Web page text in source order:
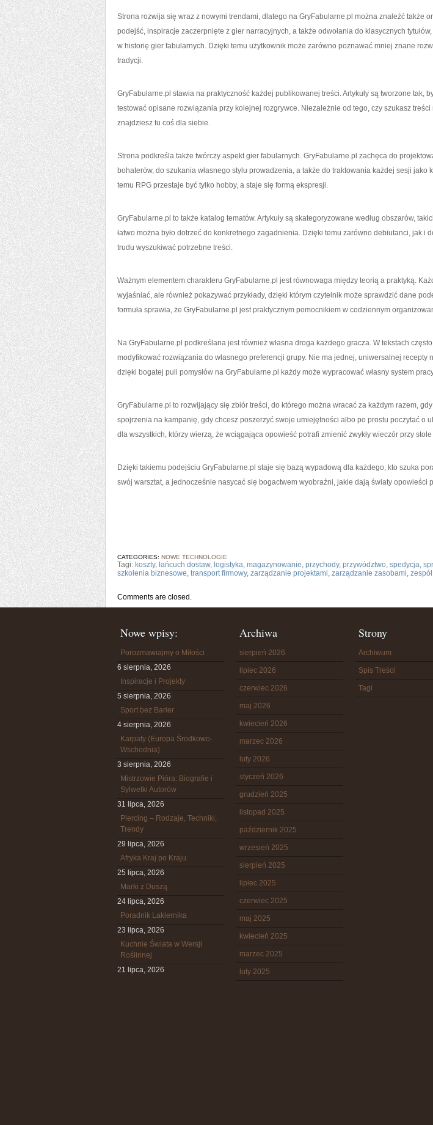
Strona rozwija się wraz z nowymi trendami, dlatego na GryFabularne.pl można znaleźć także
podejść, inspiracje zaczerpnięte z gier narracyjnych, a także odwołania do klasycznych
w historię gier fabularnych. Dzięki temu użytkownik może zarówno poznawać mniej znane
tradycji.
GryFabularne.pl stawia na praktyczność każdej publikowanej treści. Artykuły są tworzone tak,
testować opisane rozwiązania przy kolejnej rozgrywce. Niezależnie od tego, czy szukasz treści
znajdziesz tu coś dla siebie.
Strona podkreśla także twórczy aspekt gier fabularnych. GryFabularne.pl zachęca do
bohaterów, do szukania własnego stylu prowadzenia, a także do traktowania każdej sesji jako
temu RPG przestaje być tylko hobby, a staje się formą ekspresji.
GryFabularne.pl to także katalog tematów. Artykuły są skategoryzowane według obszarów,
łatwo można było dotrzeć do konkretnego zagadnienia. Dzięki temu zarówno debiutanci, jak i
trudu wyszukiwać potrzebne treści.
Ważnym elementem charakteru GryFabularne.pl jest równowaga między teorią a praktyką.
wyjaśniać, ale również pokazywać przykłady, dzięki którym czytelnik może sprawdzić dane
formuła sprawia, że GryFabularne.pl jest praktycznym pomocnikiem w codziennym
Na GryFabularne.pl podkreślana jest również własna droga każdego gracza. W tekstach
modyfikować rozwiązania do własnego preferencji grupy. Nie ma jednej, uniwersalnej recepty
dzięki bogatej puli pomysłów na GryFabularne.pl każdy może wypracować własny system
GryFabularne.pl to rozwijający się zbiór treści, do którego można wracać za każdym razem,
spojrzenia na kampanię, gdy chcesz poszerzyć swoje umiejętności albo po prostu poczytać o
dla wszystkich, którzy wierzą, że wciągająca opowieść potrafi zmienić zwykły wieczór przy
Dzięki takiemu podejściu GryFabularne.pl staje się bazą wypadową dla każdego, kto szuka
swój warsztat, a jednocześnie nasycać się bogactwem wyobraźni, jakie dają światy opowieści
CATEGORIES: NOWE TECHNOLOGIE
Tagi: koszty, łańcuch dostaw, logistyka, magazynowanie, przychody, przywództwo, spedycja,
szkolenia biznesowe, transport firmowy, zarządzanie projektami, zarządzanie zasobami, zespół
Comments are closed.
Nowe wpisy:
Porozmawiajmy o Miłości
6 sierpnia, 2026
Inspiracje i Projekty
5 sierpnia, 2026
Sport bez Barier
4 sierpnia, 2026
Karpaty (Europa Środkowo-
Wschodnia)
3 sierpnia, 2026
Mistrzowie Pióra: Biografie i
Sylwetki Autorów
31 lipca, 2026
Piercing – Rodzaje, Techniki,
Trendy
29 lipca, 2026
Afryka Kraj po Kraju
25 lipca, 2026
Marki z Duszą
24 lipca, 2026
Poradnik Lakiernika
23 lipca, 2026
Kuchnie Świata w Wersji
Roślinnej
21 lipca, 2026
Archiwa
sierpień 2026
lipiec 2026
czerwiec 2026
maj 2026
kwiecień 2026
marzec 2026
luty 2026
styczeń 2026
grudzień 2025
listopad 2025
październik 2025
wrzesień 2025
sierpień 2025
lipiec 2025
czerwiec 2025
maj 2025
kwiecień 2025
marzec 2025
luty 2025
Strony
Archiwum
Spis Treści
Tagi